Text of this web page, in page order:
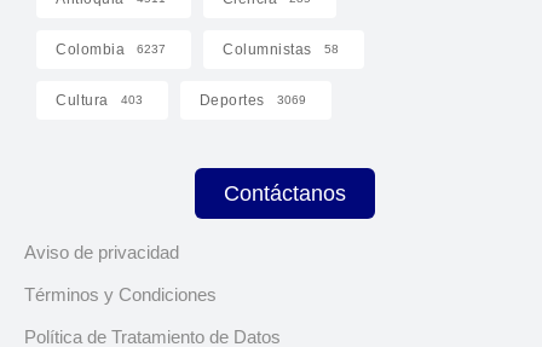
Colombia 6237 Columnistas 58
Cultura 403 Deportes 3069
Contáctanos
Aviso de privacidad
Términos y Condiciones
Política de Tratamiento de Datos